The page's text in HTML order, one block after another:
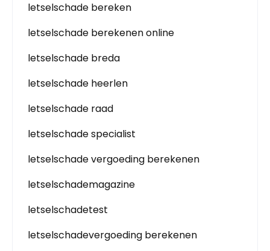
letselschade bereken
letselschade berekenen online
letselschade breda
letselschade heerlen
letselschade raad
letselschade specialist
letselschade vergoeding berekenen
letselschademagazine
letselschadetest
letselschadevergoeding berekenen